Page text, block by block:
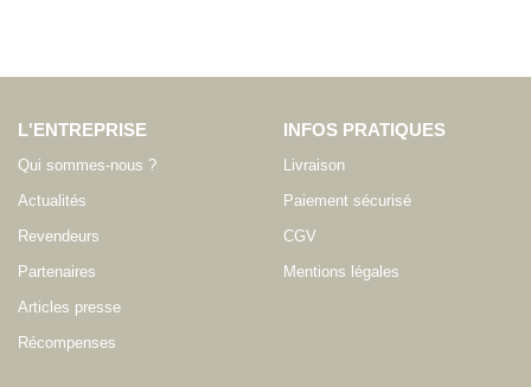
L'ENTREPRISE
Qui sommes-nous ?
Actualités
Revendeurs
Partenaires
Articles presse
Récompenses
INFOS PRATIQUES
Livraison
Paiement sécurisé
CGV
Mentions légales